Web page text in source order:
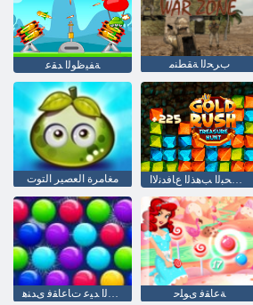
ﺔﻔﻴﻇﻮﻟﺍ ﺪﻘﻋ ﺏﺮﺤﻟﺍ ﺔﻘﻄﻨﻣ
مغامرة العصير التوت ﺰﻨﻜﻟﺍ ﻦﻋ ﺚﺤﺒﻟﺍ ﺐﻫﺬﻟﺍ ﻉﺎﻓﺪﻧﻻ ﺍ
ﺔﻋﺎﻘﻓ ﻯﻮﻠﺣ